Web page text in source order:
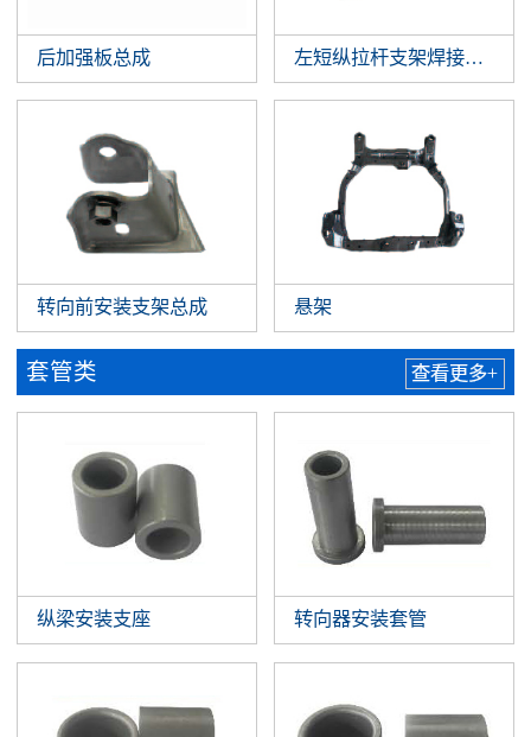
后加强板总成 左短纵拉杆支架焊接总成
转向前安装支架总成 悬架
套管类 查看更多+
纵梁安装支座 转向器安装套管